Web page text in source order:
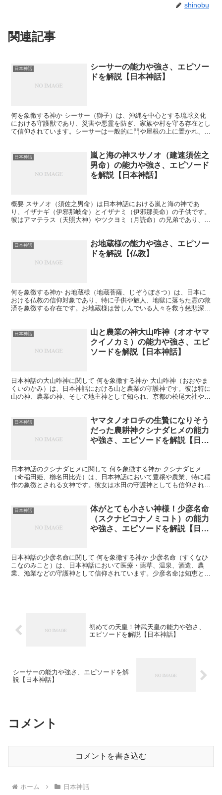
shinobu
関連記事
日本神話
シーサーの能力や強さ、エピソー
ドを解説【日本神話】
何を象徴する神か シーサー（獅子）は、沖縄を中心とする琉球文化
における守護獣であり、災害や悪霊を防ぎ、家族や村を守る存在とし
て信仰されています。シーサーは一般的に門や屋根の上に置かれ、家
日本神話
嵐と海の神スサノオ（建速須佐之
男命）の能力や強さ、エピソード
を解説【日本神話】
概要 スサノオ（須佐之男命）は日本神話における嵐と海の神であ
り、イザナギ（伊邪那岐命）とイザナミ（伊邪那美命）の子供です。
彼はアマテラス（天照大神）やツクヨミ（月読命）の兄弟であり、自
日本神話
お地蔵様の能力や強さ、エピソー
ドを解説【仏教】
何を象徴する神か お地蔵様（地蔵菩薩、じぞうぼさつ）は、日本に
おける仏教の信仰対象であり、特に子供や旅人、地獄に落ちた霊の救
済を象徴する存在です。お地蔵様は苦しんでいる人々を救う慈悲深い
日本神話
山と農業の神大山咋神（オオヤマ
クイノカミ）の能力や強さ、エピ
ソードを解説【日本神話】
日本神話の大山咋神に関して 何を象徴する神か 大山咋神（おおやま
くいのかみ）は、日本神話における山と農業の守護神です。彼は特に
山の神、農業の神、そして地主神として知られ、京都の松尾大社や滋
日本神話
ヤマタノオロチの生贄になりそう
だった農耕神クシナダヒメの能力
や強さ、エピソードを解説【日本
日本神話のクシナダヒメに関して 何を象徴する神か クシナダヒメ
（奇稲田姫、櫛名田比売）は、日本神話において豊穣や農業、特に稲
作の象徴とされる女神です。彼女は水田の守護神としても信仰され、
日本神話
体がとても小さい神様！少彦名命
（スクナビコナノミコト）の能力
や強さ、エピソードを解説【日本
日本神話の少彦名命に関して 何を象徴する神か 少彦名命（すくなひ
こなのみこと）は、日本神話において医療・薬草、温泉、酒造、農
業、漁業などの守護神として信仰されています。少彦名命は知恵と技
初めての天皇！神武天皇の能力や強さ、
エピソードを解説【日本神話】
シーサーの能力や強さ、エピソードを解
説【日本神話】
コメント
コメントを書き込む
ホーム 日本神話